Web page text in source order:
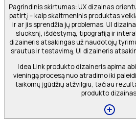
Pagrindinis skirtumas: UX dizainas
patirtį – kaip skaitmeninis produktas
ir ar jis sprendžia jų problemas. UI
sluoksnį, išdėstymą, tipografiją ir
dizaineris atsakingas už naudotojų
srautus ir testavimą. UI dizaineris
Idea Link produkto dizaineris apima
vieningą procesą nuo atradimo iki
taikomų įgūdžių atžvilgiu, tačiau
produkto